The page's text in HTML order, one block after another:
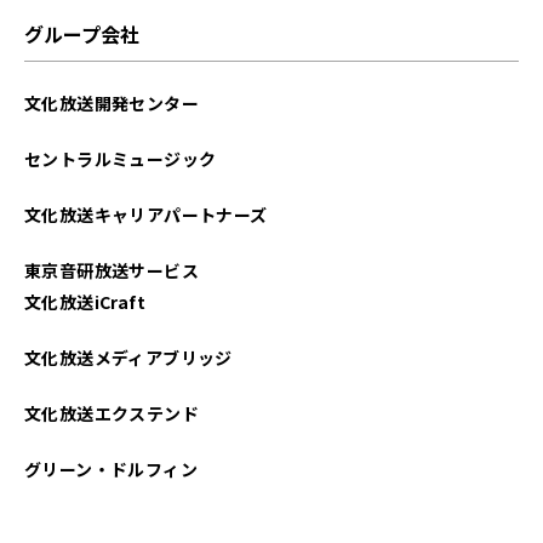
グループ会社
文化放送開発センター
セントラルミュージック
文化放送キャリアパートナーズ
東京音研放送サービス
文化放送iCraft
文化放送メディアブリッジ
文化放送エクステンド
グリーン・ドルフィン